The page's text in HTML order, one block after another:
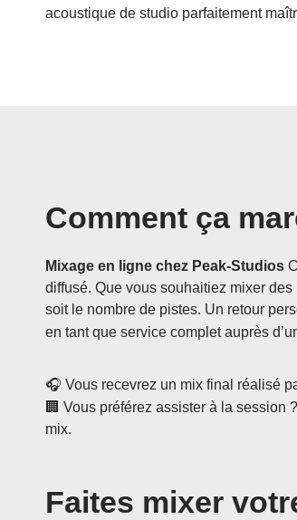
acoustique de studio parfaitement
Comment ça
Mixage en ligne chez Peak-Studios
diffusé. Que vous souhaitiez mixer
soit le nombre de pistes. Un retour
en tant que service complet auprès
🎧 Vous recevrez un mix final réalisé
🏢 Vous préférez assister à la session
mix.
Faites mixer